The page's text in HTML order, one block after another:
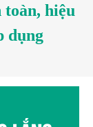
toàn, hiệu
dụng